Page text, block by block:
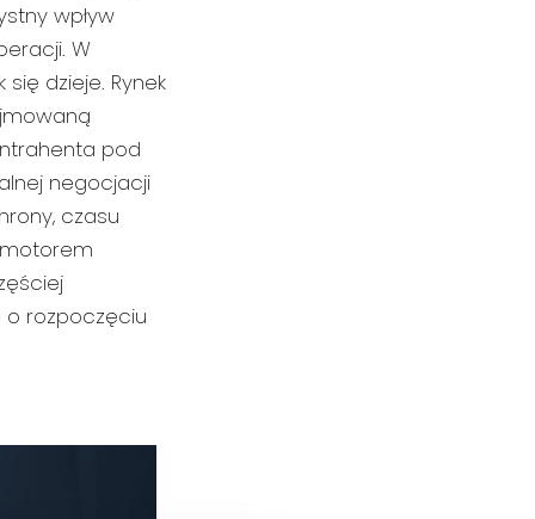
wpływ
W
dzieje. Rynek
pod
negocjacji
czasu
o rozpoczęciu